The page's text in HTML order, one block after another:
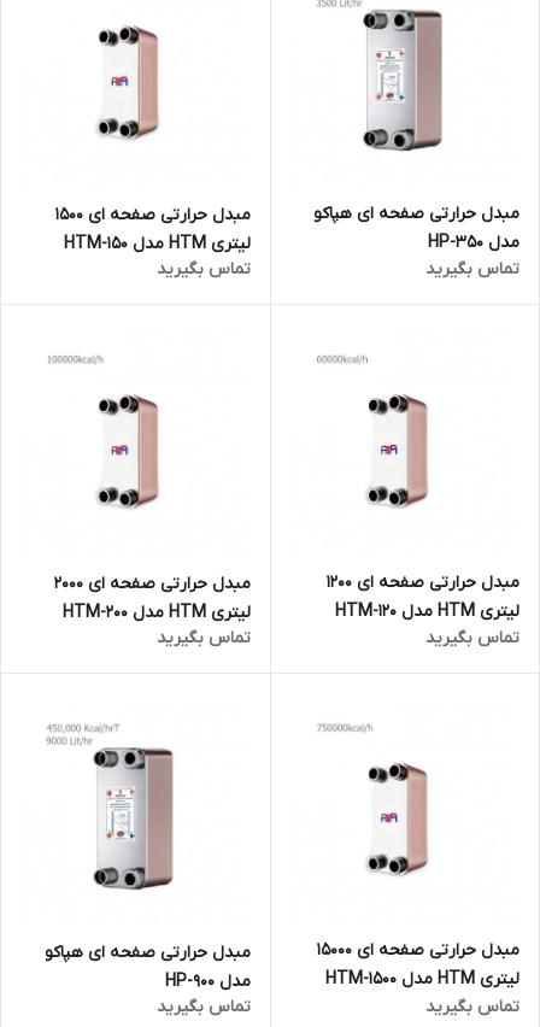
مبدل حرارتی صفحه ای هپاکو
مدل HP-350
تماس بگیرید
مبدل حرارتی صفحه ای 1500
لیتری HTM مدل HTM-150
تماس بگیرید
مبدل حرارتی صفحه ای 1200
لیتری HTM مدل HTM-120
تماس بگیرید
مبدل حرارتی صفحه ای 2000
لیتری HTM مدل HTM-200
تماس بگیرید
مبدل حرارتی صفحه ای 15000
لیتری HTM مدل HTM-1500
تماس بگیرید
مبدل حرارتی صفحه ای هپاکو
مدل HP-900
تماس بگیرید